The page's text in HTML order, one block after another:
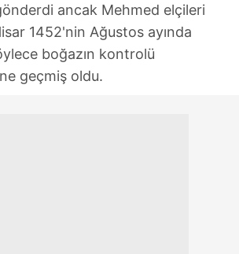
ancak Mehmed elçileri
1452'nin Ağustos ayında
boğazın kontrolü
geçmiş oldu.